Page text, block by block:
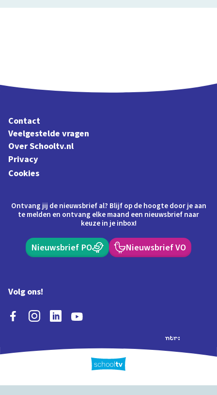
Contact
Veelgestelde vragen
Over Schooltv.nl
Privacy
Cookies
Ontvang jij de nieuwsbrief al? Blijf op de hoogte door je aan
te melden en ontvang elke maand een nieuwsbrief naar
keuze in je inbox!
Nieuwsbrief PO Nieuwsbrief VO
Volg ons!